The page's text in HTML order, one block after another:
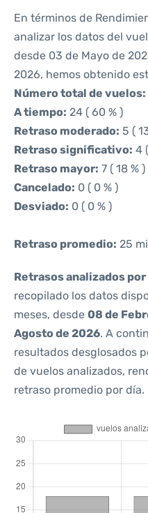
En términos de
analizar los datos del
desde 03 de Mayo de
2026, hemos obtenido
Número total de vuelos:
A tiempo: 24 ( 60 % )
Retraso moderado: 5 (
Retraso significativo: 4
Retraso mayor: 7 ( 18 % )
Cancelado: 0 ( 0 % )
Desviado: 0 ( 0 % )
Retraso promedio: 25
Retrasos analizados por
recopilado los datos
meses, desde 08 de
Agosto de 2026. A
resultados desglosados
de vuelos analizados,
retraso promedio por día.